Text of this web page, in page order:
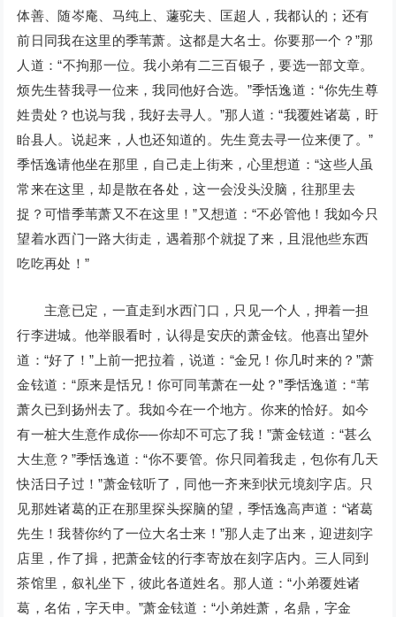
体善、随岑庵、马纯上、蘧驼夫、匡超人，我都认的；还有
前日同我在这里的季苇萧。这都是大名士。你要那一个？”那
人道：“不拘那一位。我小弟有二三百银子，要选一部文章。
烦先生替我寻一位来，我同他好合选。”季恬逸道：“你先生尊
姓贵处？也说与我，我好去寻人。”那人道：“我覆姓诸葛，盱
眙县人。说起来，人也还知道的。先生竟去寻一位来便了。”
季恬逸请他坐在那里，自己走上街来，心里想道：“这些人虽
常来在这里，却是散在各处，这一会没头没脑，往那里去
捉？可惜季苇萧又不在这里！”又想道：“不必管他！我如今只
望着水西门一路大街走，遇着那个就捉了来，且混他些东西
吃吃再处！”
主意已定，一直走到水西门口，只见一个人，押着一担
行李进城。他举眼看时，认得是安庆的萧金铉。他喜出望外
道：“好了！”上前一把拉着，说道：“金兄！你几时来的？”萧
金铉道：“原来是恬兄！你可同苇萧在一处？”季恬逸道：“苇
萧久已到扬州去了。我如今在一个地方。你来的恰好。如今
有一桩大生意作成你──你却不可忘了我！”萧金铉道：“甚么
大生意？”季恬逸道：“你不要管。你只同着我走，包你有几天
快活日子过！”萧金铉听了，同他一齐来到状元境刻字店。只
见那姓诸葛的正在那里探头探脑的望，季恬逸高声道：“诸葛
先生！我替你约了一位大名士来！”那人走了出来，迎进刻字
店里，作了揖，把萧金铉的行李寄放在刻字店内。三人同到
茶馆里，叙礼坐下，彼此各道姓名。那人道：“小弟覆姓诸
葛，名佑，字天申。”萧金铉道：“小弟姓萧，名鼎，字金